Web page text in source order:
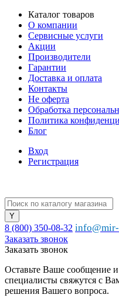
Каталог товаров
О компании
Сервисные услуги
Акции
Производители
Гарантии
Доставка и оплата
Контакты
Не оферта
Обработка
Политика
Блог
Вход
Регистрация
8 (800) 350-08-32
Заказать звонок
Заказать звонок
Оставьте Ваше сообщение
специалисты свяжутся с
решения Вашего вопроса.